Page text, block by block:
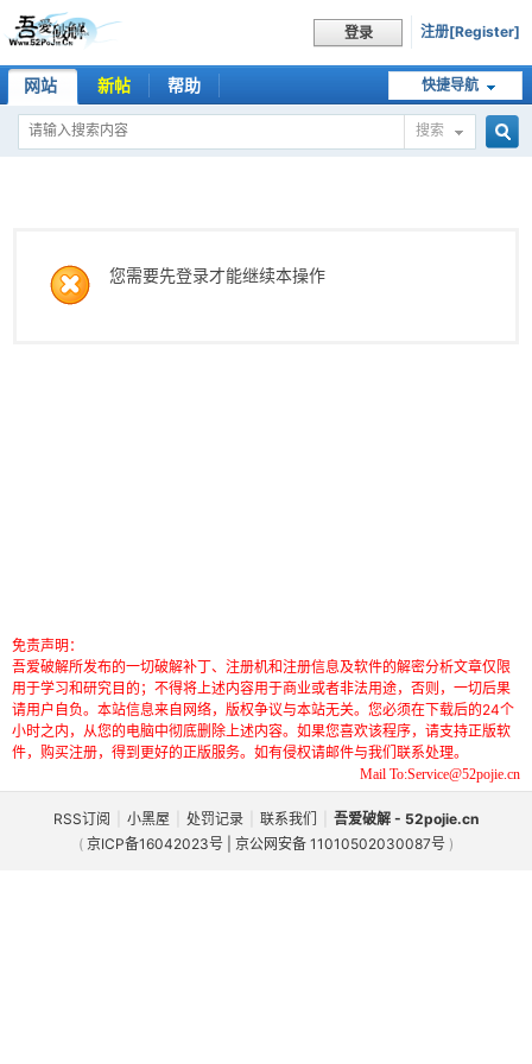
登录 注册[Register]
快捷导航
网站 新帖 帮助
搜索
您需要先登录才能继续本操作
免责声明：
吾爱破解所发布的一切破解补丁、注册机和注册信息及软件的解密分析文章仅限
用于学习和研究目的；不得将上述内容用于商业或者非法用途，否则，一切后果
请用户自负。本站信息来自网络，版权争议与本站无关。您必须在下载后的24个
小时之内，从您的电脑中彻底删除上述内容。如果您喜欢该程序，请支持正版软
件，购买注册，得到更好的正版服务。如有侵权请邮件与我们联系处理。
Mail To:Service@52pojie.cn
RSS订阅 小黑屋 处罚记录 联系我们
吾爱破解 - 52pojie.cn
( 京ICP备16042023号 | 京公网安备 11010502030087号 )